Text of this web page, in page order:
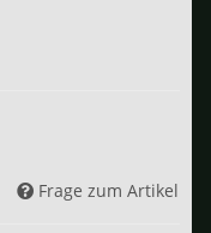
Frage zum Artikel